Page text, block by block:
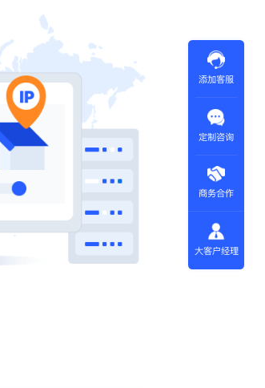
添加客服
定制咨询
商务合作
大客户经理